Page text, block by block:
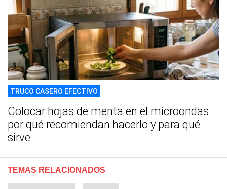
TRUCO CASERO EFECTIVO
Colocar hojas de menta en el microondas:
por qué recomiendan hacerlo y para qué
sirve
TEMAS RELACIONADOS